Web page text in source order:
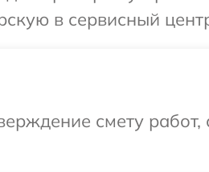
в сервисный
смету